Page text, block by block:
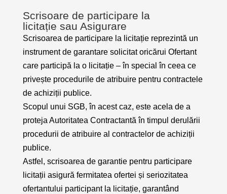
Scrisoare de participare la
licitație sau Asigurare
Scrisoarea de participare la licitație reprezintă un
instrument de garantare solicitat oricărui Ofertant
care participă la o licitație – în special în ceea ce
privește procedurile de atribuire pentru contractele
de achiziții publice.
Scopul unui SGB, în acest caz, este acela de a
proteja Autoritatea Contractantă în timpul derulării
procedurii de atribuire al contractelor de achiziții
publice.
Astfel, scrisoarea de garantie pentru participare
licitații asigură fermitatea ofertei și seriozitatea
ofertantului participant la licitație, garantând